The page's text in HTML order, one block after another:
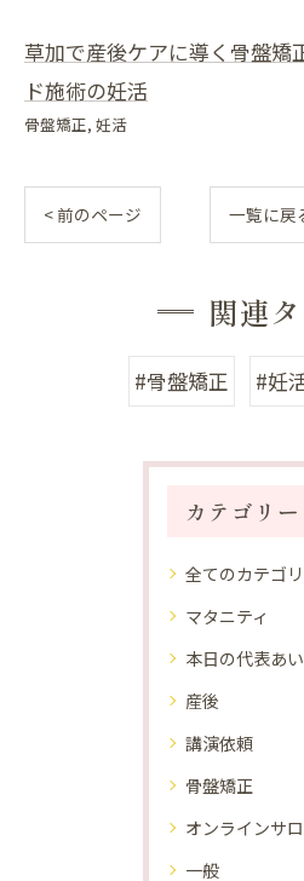
草加で産後ケアに導く骨盤矯
ド施術の妊活
骨盤矯正 妊活
< 前のページ 一覧に戻
関連
#骨盤矯正 #妊
カテゴリー
全てのカテゴ
マタニティ
本日の代表あ
産後
講演依頼
骨盤矯正
オンラインサ
一般